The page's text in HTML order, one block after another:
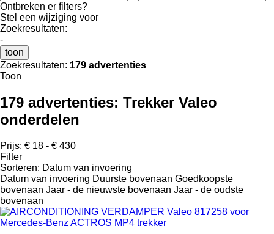
Ontbreken er filters?
Stel een wijziging voor
Zoekresultaten:
-
toon
Zoekresultaten: 179 advertenties
Toon
179 advertenties: Trekker Valeo
onderdelen
Prijs: € 18 - € 430
Filter
Sorteren: Datum van invoering
Datum van invoering Duurste bovenaan Goedkoopste
bovenaan Jaar - de nieuwste bovenaan Jaar - de oudste
bovenaan